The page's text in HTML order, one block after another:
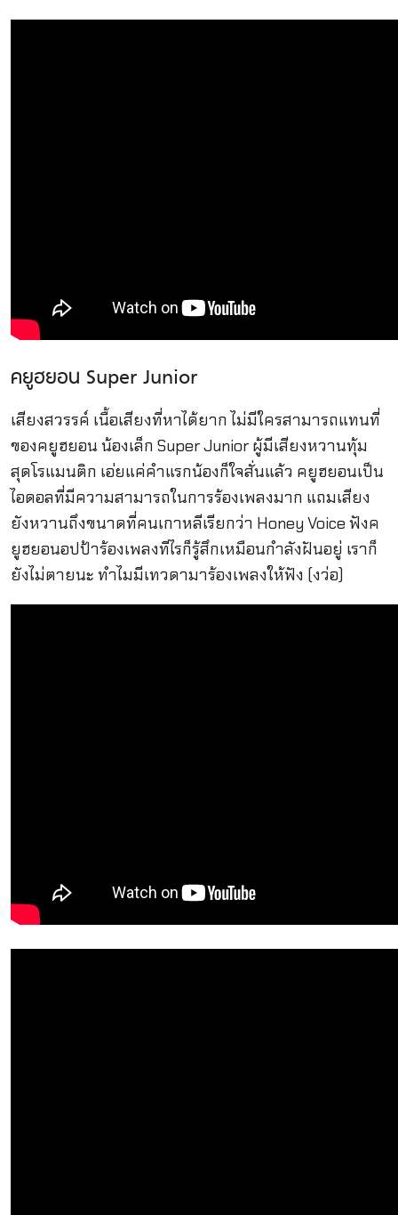
คยูฮยอน Super Junior
เสียงสวรรค์ เนื้อเสียงที่หาได้ยาก ไม่มีใครสามารถแทนที่
ของคยูฮยอน น้องเล็ก Super Junior ผู้มีเสียงหวานทุ้ม
สุดโรแมนติก เอ่ยแค่คำแรกน้องก็ใจสั่นแล้ว คยูฮยอนเป็น
ไอดอลที่มีความสามารถในการร้องเพลงมาก แถมเสียง
ยังหวานถึงขนาดที่คนเกาหลีเรียกว่า Honey Voice ฟังค
ยูฮยอนอปป้าร้องเพลงทีไรก็รู้สึกเหมือนกำลังฝันอยู่ เราก็
ยังไม่ตายนะ ทำไมมีเทวดามาร้องเพลงให้ฟัง (งว่อ)